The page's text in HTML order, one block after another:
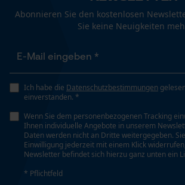
Häckselfunktion
Nein
Phasenwender
Nein
Abonnieren Sie den kostenlosen
Sie keine Neuigkeiten
Ich habe die Datenschutzbestimmungen
einverstanden. *
Wenn Sie dem personenbezogenen Tracking
Ihnen individuelle Angebote in unserem
Daten werden nicht an Dritte weitergegeben.
Einwilligung jederzeit mit einem Klick
Newsletter befindet sich hierzu ganz unten ein
* Pflichtfeld
Funktionale Cookies
Loop54 Personalization
Personalisierte Startseite
Gespeicherter Warenkorb
Persönliche Begrüßung
Geo-IP und User Detection
YouTube-Videos